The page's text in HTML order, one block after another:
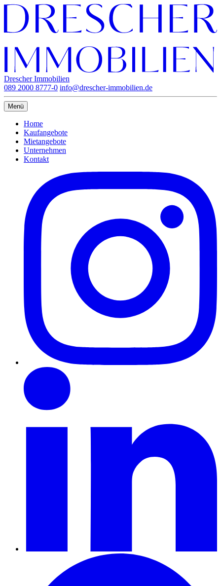
Drescher Immobilien
089 2000 8777-0 info@drescher-immobilien.de
Menü
Home
Kaufangebote
Mietangebote
Unternehmen
Kontakt